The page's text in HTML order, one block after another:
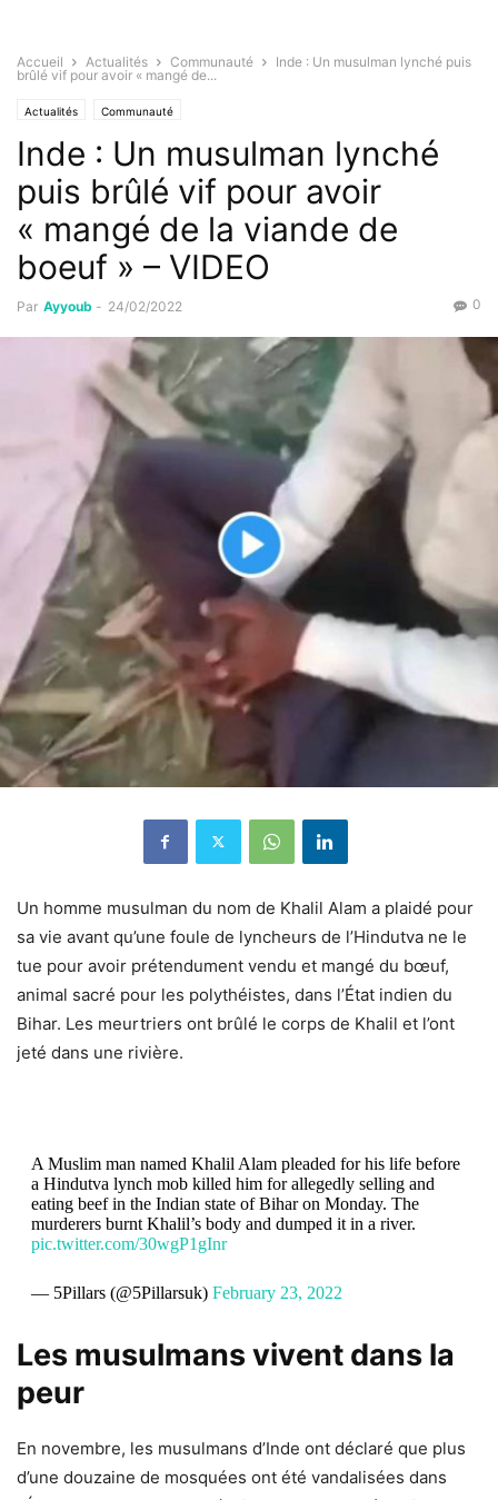
Accueil Actualités Communauté
Inde : Un musulman lynché puis
brûlé vif pour avoir « mangé de...
Actualités Communauté
Inde : Un musulman lynché
puis brûlé vif pour avoir
« mangé de la viande de
boeuf » – VIDEO
Par Ayyoub - 24/02/2022 0
Un homme musulman du nom de Khalil Alam a plaidé pour
sa vie avant qu’une foule de lyncheurs de l’Hindutva ne le
tue pour avoir prétendument vendu et mangé du bœuf,
animal sacré pour les polythéistes, dans l’État indien du
Bihar. Les meurtriers ont brûlé le corps de Khalil et l’ont
jeté dans une rivière.
A Muslim man named Khalil Alam pleaded for his life before
a Hindutva lynch mob killed him for allegedly selling and
eating beef in the Indian state of Bihar on Monday. The
murderers burnt Khalil’s body and dumped it in a river.
pic.twitter.com/30wgP1gInr
— 5Pillars (@5Pillarsuk) February 23, 2022
Les musulmans vivent dans la
peur
En novembre, les musulmans d’Inde ont déclaré que plus
d’une douzaine de mosquées ont été vandalisées dans